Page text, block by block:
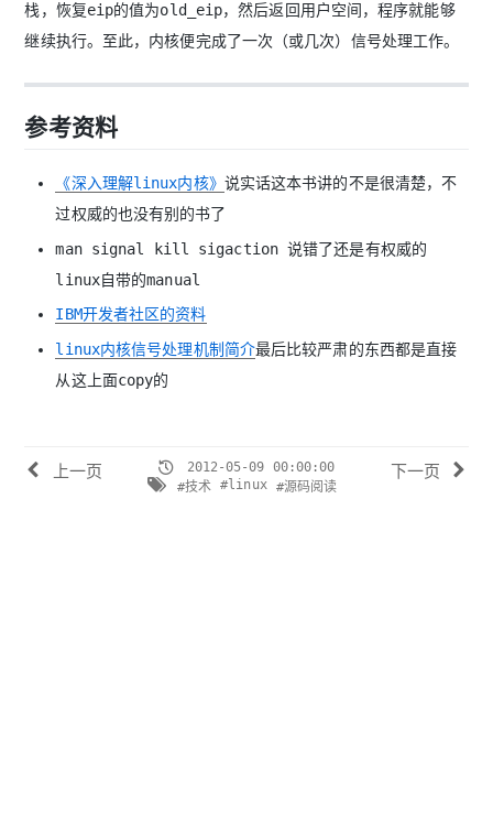
栈，恢复eip的值为old_eip，然后返回用户空间，程序就能够
继续执行。至此，内核便完成了一次（或几次）信号处理工作。
参考资料
《深入理解linux内核》 说实话这本书讲的不是很清楚，不
过权威的也没有别的书了
man signal kill sigaction 说错了还是有权威的
linux自带的manual
IBM开发者社区的资料
linux内核信号处理机制简介最后比较严肃的东西都是直接
从这上面copy的
上一页
2012-05-09 00:00:00
#技术 #linux #源码阅读
下一页